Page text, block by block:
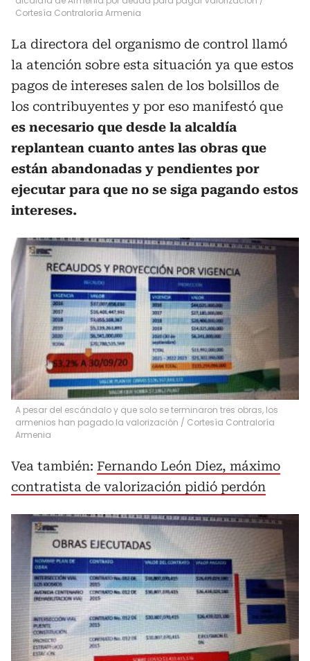
Cortesía Contraloría Armenia
La directora del organismo de control llamó
la atención sobre esta situación ya que estos
pagos de intereses salen de los bolsillos de
los contribuyentes y por eso manifestó que
es necesario que desde la alcaldía
replantean cuanto antes las obras que
están abandonadas y pendientes por
ejecutar para que no se siga pagando estos
intereses.
A pesar del escándalo y que solo se terminaron tres obras, los
armenios han pagado la valorización / Cortesía Contraloría
Armenia
Vea también: Fernando León Diez, máximo
contratista de valorización pidió perdón